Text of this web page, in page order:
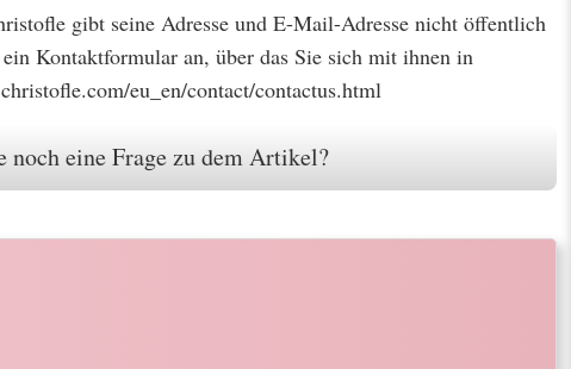
gibt seine Adresse und E-Mail-Adresse nicht öffentlich
Kontaktformular an, über das Sie sich mit ihnen in
eu_en/contact/contactus.html
noch eine Frage zu dem Artikel?